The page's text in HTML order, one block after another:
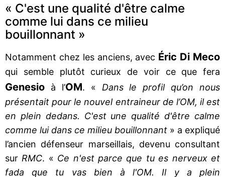
« C'est une qualité d'être calme
comme lui dans ce milieu
bouillonnant »
Notamment chez les anciens, avec Éric Di Meco
qui semble plutôt curieux de voir ce que fera
Genesio à l’OM. « Dans le profil qu’on nous
présentait pour le nouvel entraineur de l’OM, il est
en plein dedans. C'est une qualité d'être calme
comme lui dans ce milieu bouillonnant » a expliqué
l’ancien défenseur marseillais, devenu consultant
sur RMC. « Ce n'est parce que tu es nerveux et
fada que tu vas bien à l'OM. Il y a plein